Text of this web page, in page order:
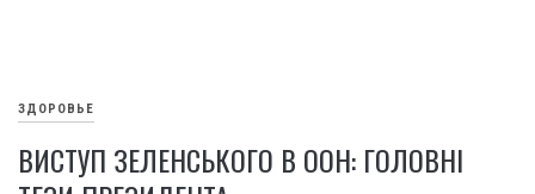
ЗДОРОВЬЕ
ВИСТУП ЗЕЛЕНСЬКОГО В ООН: ГОЛОВНІ